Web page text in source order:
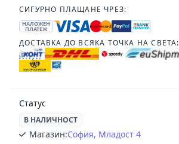
СИГУРНО ПЛАЩАНЕ ЧРЕЗ:
НАЛОЖЕН
ПЛАТЕЖ
ДОСТАВКА ДО ВСЯКА ТОЧКА НА СВЕТА:
Статус
В НАЛИЧНОСТ
Магазин:София, Младост 4